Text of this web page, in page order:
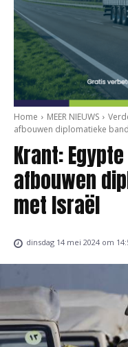
Home MEER NIEUWS
afbouwen diplomatieke
Krant:
afbouwen
met Israël
dinsdag 14 mei 2024 om